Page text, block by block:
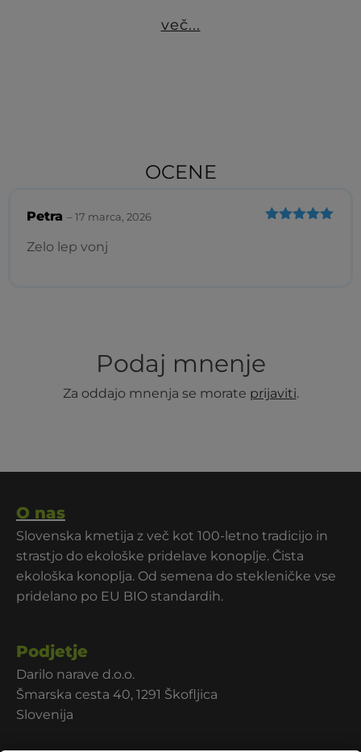
več...
OCENE
Petra –17 marca, 2026
Zelo lep vonj
Podaj mnenje
Za oddajo mnenja se morate prijaviti.
O nas
Slovenska kmetija z več kot 100-letno tradicijo in
strastjo do ekološke pridelave konoplje. Čista
ekološka konoplja. Od semena do stekleničke vse
pridelano po EU BIO standardih.
Podjetje
Darilo narave d.o.o.
Šmarska cesta 40, 1291 Škofljica
Slovenija